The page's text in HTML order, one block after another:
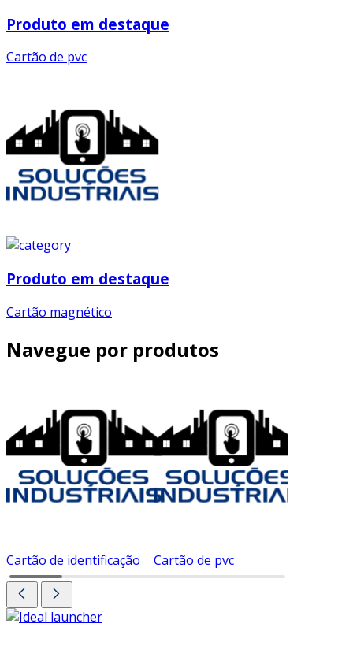
Produto em destaque
Cartão de pvc
Produto em destaque
Cartão magnético
Navegue por produtos
Cartão de identificação Cartão de pvc